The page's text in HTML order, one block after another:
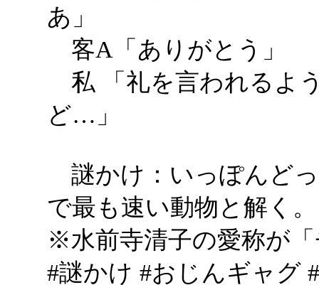
あ」
客A「ありがとう」
私 「礼を言われるよ
ど…」
謎かけ：いっぽんど
で最も速い動物と解く
※水前寺清子の愛称が
#謎かけ #おじんギャグ